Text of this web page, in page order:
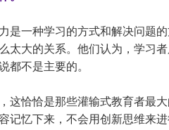
一种学习的方式和解决问题的
太大的关系。他们认为，学习
都不是主要的。
恰恰是那些灌输式教育者最大
记忆下来，不会用创新思维来